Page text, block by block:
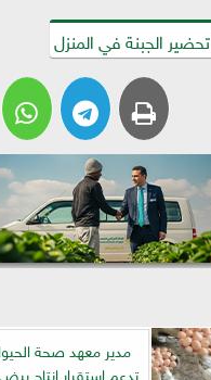
تحضير الجبنة في المنزل
تدعم استقرار إنتاج